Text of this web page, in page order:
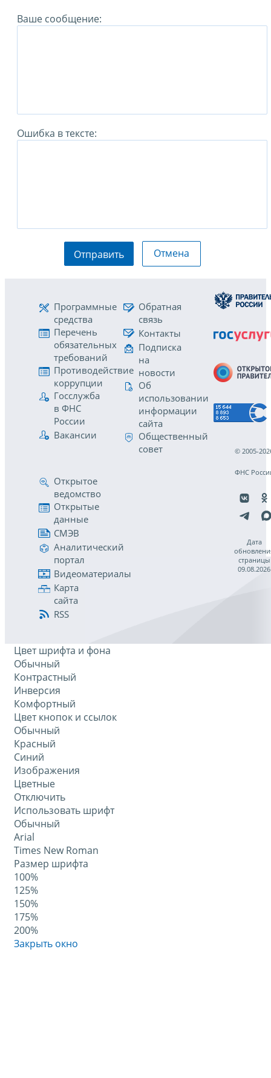
Ваше сообщение:
Ошибка в тексте:
Отправить Отмена
Программные
средства
Перечень
обязательных
требований
Противодействие
коррупции
Госслужба
в ФНС
России
Вакансии
Обратная
связь
Контакты
Подписка
на
новости
Об
использовании
информации
сайта
Общественный
совет
Открытое
ведомство
Открытые
данные
СМЭВ
Аналитический
портал
Видеоматериалы
Карта
сайта
RSS
© 2005-
ФНС
Дата
страницы
09.08.2026
Цвет шрифта и фона
Обычный
Контрастный
Инверсия
Комфортный
Цвет кнопок и ссылок
Обычный
Красный
Синий
Изображения
Цветные
Отключить
Использовать шрифт
Обычный
Arial
Times New Roman
Размер шрифта
100%
125%
150%
175%
200%
Закрыть окно